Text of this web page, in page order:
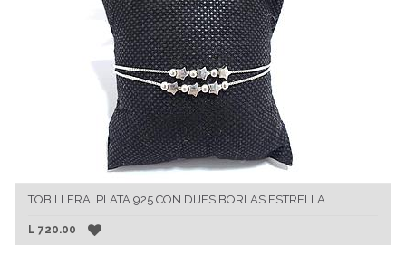
TOBILLERA, PLATA 925 CON DIJES BORLAS ESTRELLA
L 720.00